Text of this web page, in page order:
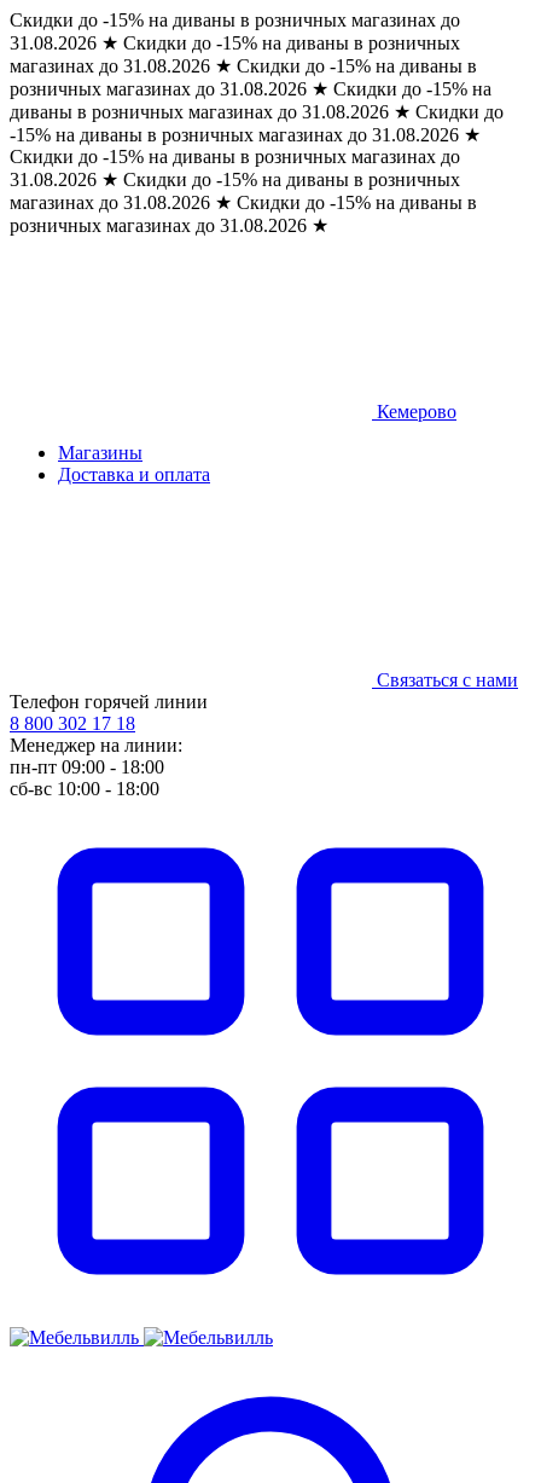
Скидки до -15% на диваны в розничных магазинах до
31.08.2026 ★ Скидки до -15% на диваны в розничных
магазинах до 31.08.2026 ★ Скидки до -15% на диваны в
розничных магазинах до 31.08.2026 ★ Скидки до -15% на
диваны в розничных магазинах до 31.08.2026 ★ Скидки до
-15% на диваны в розничных магазинах до 31.08.2026 ★
Скидки до -15% на диваны в розничных магазинах до
31.08.2026 ★ Скидки до -15% на диваны в розничных
магазинах до 31.08.2026 ★ Скидки до -15% на диваны в
розничных магазинах до 31.08.2026 ★
Кемерово
Магазины
Доставка и оплата
Связаться с нами
Телефон горячей линии
8 800 302 17 18
Менеджер на линии:
пн-пт 09:00 - 18:00
сб-вс 10:00 - 18:00